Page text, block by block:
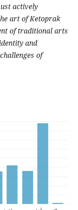
actively
art of Ketoprak
of traditional arts
and
of